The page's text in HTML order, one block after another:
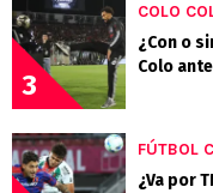
3
COLO
¿Con o
Colo
FÚTBOL
¿Va por